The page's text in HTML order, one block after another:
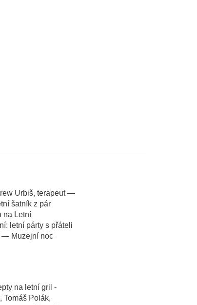
Urbiš, terapeut —
šatník z pár
na Letní
letní párty s přáteli
— Muzejní noc
na letní gril -
Tomáš Polák,